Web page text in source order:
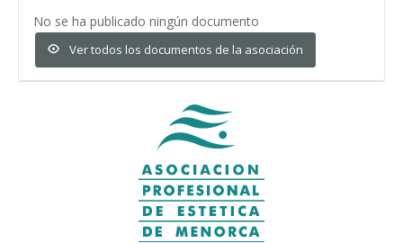
No se ha publicado ningún documento
Ver todos los documentos de la asociación